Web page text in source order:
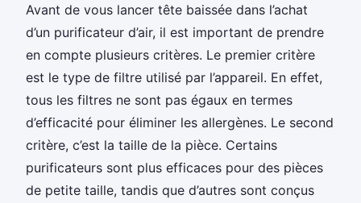
Avant de vous lancer tête baissée dans l’achat
d’un purificateur d’air, il est important de prendre
en compte plusieurs critères. Le premier critère
est le type de filtre utilisé par l’appareil. En effet,
tous les filtres ne sont pas égaux en termes
d’efficacité pour éliminer les allergènes. Le second
critère, c’est la taille de la pièce. Certains
purificateurs sont plus efficaces pour des pièces
de petite taille, tandis que d’autres sont conçus